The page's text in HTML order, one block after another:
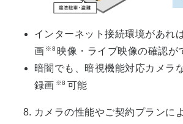
インターネット接続環境があれ
画 ※8 映像・ライブ映像の確認が
暗闇でも、暗視機能対応カメラ
録画 ※8 可能
カメラの性能やご契約プランに